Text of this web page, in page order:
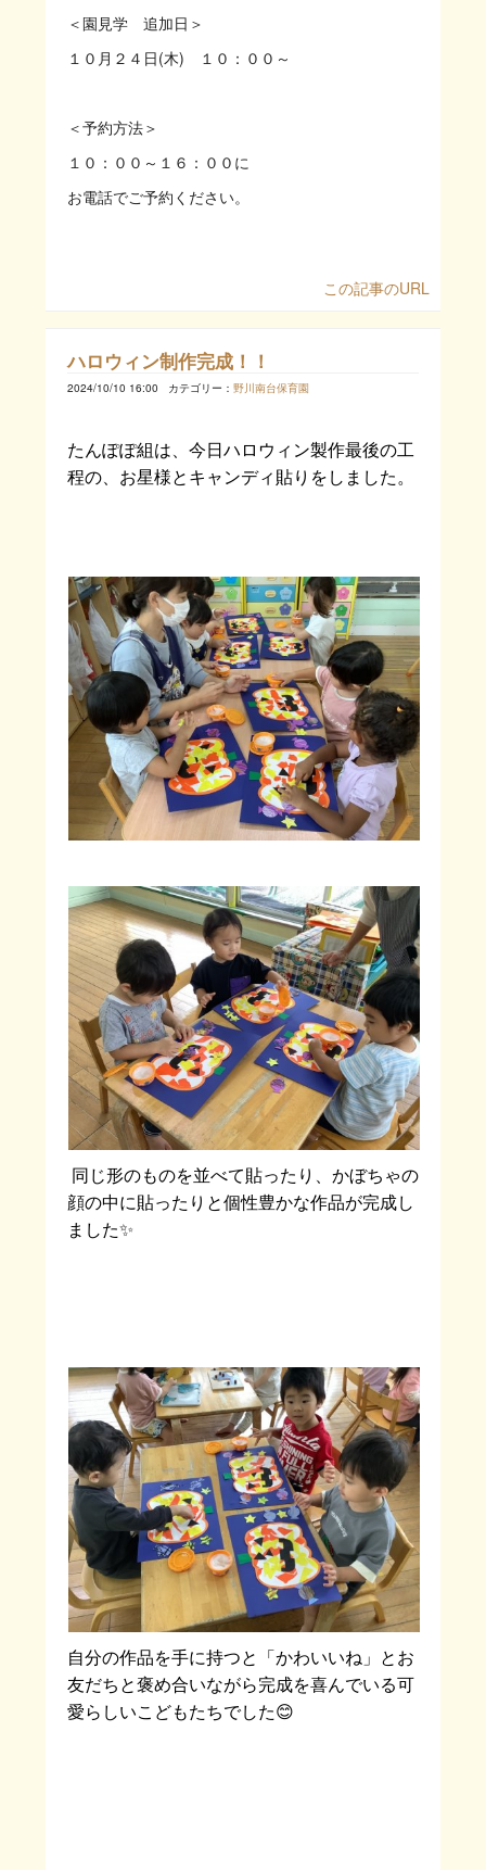
＜園見学 追加日＞
１０月２４日(木) １０：００～
＜予約方法＞
１０：００～１６：００に
お電話でご予約ください。
この記事のURL
ハロウィン制作完成！！
2024/10/10 16:00 カテゴリー： 野川南台保育園
たんぽぽ組は、今日ハロウィン製作最後の工
程の、お星様とキャンディ貼りをしました。
同じ形のものを並べて貼ったり、かぼちゃの
顔の中に貼ったりと個性豊かな作品が完成し
ました✨
自分の作品を手に持つと「かわいいね」とお
友だちと褒め合いながら完成を喜んでいる可
愛らしいこどもたちでした😊